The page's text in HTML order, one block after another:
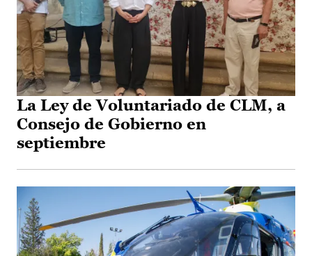
La Ley de Voluntariado de CLM, a
Consejo de Gobierno en
septiembre